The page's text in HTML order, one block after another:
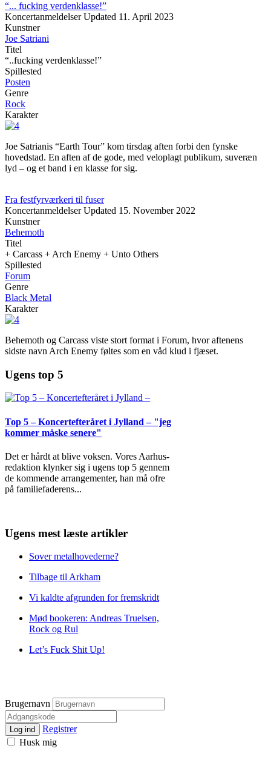
“... fucking verdenklasse!”
Koncertanmeldelser Updated 11. April 2023
Kunstner
Joe Satriani
Titel
“..fucking verdenklasse!”
Spillested
Posten
Genre
Rock
Karakter
Joe Satrianis “Earth Tour” kom tirsdag aften forbi den fynske
hovedstad. En aften af de gode, med veloplagt publikum, suveræn
lyd – og et band i en klasse for sig.
Fra festfyrværkeri til fuser
Koncertanmeldelser Updated 15. November 2022
Kunstner
Behemoth
Titel
+ Carcass + Arch Enemy + Unto Others
Spillested
Forum
Genre
Black Metal
Karakter
Behemoth og Carcass viste stort format i Forum, hvor aftenens
sidste navn Arch Enemy føltes som en våd klud i fjæset.
Ugens top 5
Top 5 – Koncertefteråret i Jylland – "jeg
kommer måske senere"
Det er hårdt at blive voksen. Vores Aarhus-
redaktion klynker sig i ugens top 5 gennem
de kommende arrangementer, han må ofre
på familiefaderens...
Ugens mest læste artikler
Sover metalhovederne?
Tilbage til Arkham
Vi kaldte afgrunden for fremskridt
Mød bookeren: Andreas Truelsen,
Rock og Rul
Let’s Fuck Shit Up!
Brugernavn
Log ind
Registrer
Husk mig